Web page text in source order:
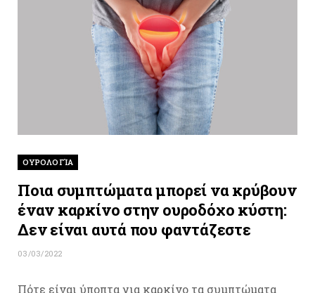
ΟΥΡΟΛΟΓΊΑ
Ποια συμπτώματα μπορεί να κρύβουν
έναν καρκίνο στην ουροδόχο κύστη:
Δεν είναι αυτά που φαντάζεστε
03/03/2022
Πότε είναι ύποπτα για καρκίνο τα συμπτώματα